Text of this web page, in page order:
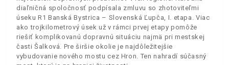
diaľničná spoločnosť podpísala zmluvu so zhotoviteľmi
úseku R1 Banská Bystrica – Slovenská Ľupča, I. etapa. Viac
ako trojkilometrový úsek už v rámci prvej etapy pomôže
riešiť komplikovanú dopravnú situáciu najmä pri mestskej
časti Šalková. Pre širšie okolie je najdôležitejšie
vybudovanie nového mostu cez Hron. Ten nahradí súčasný